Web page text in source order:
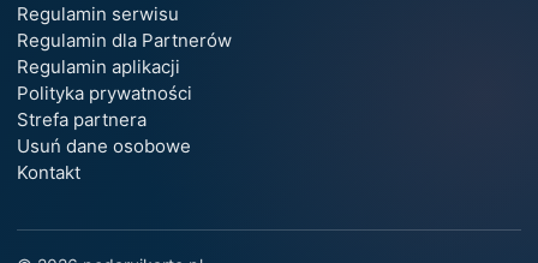
Regulamin serwisu
Regulamin dla Partnerów
Regulamin aplikacji
Polityka prywatności
Strefa partnera
Usuń dane osobowe
Kontakt